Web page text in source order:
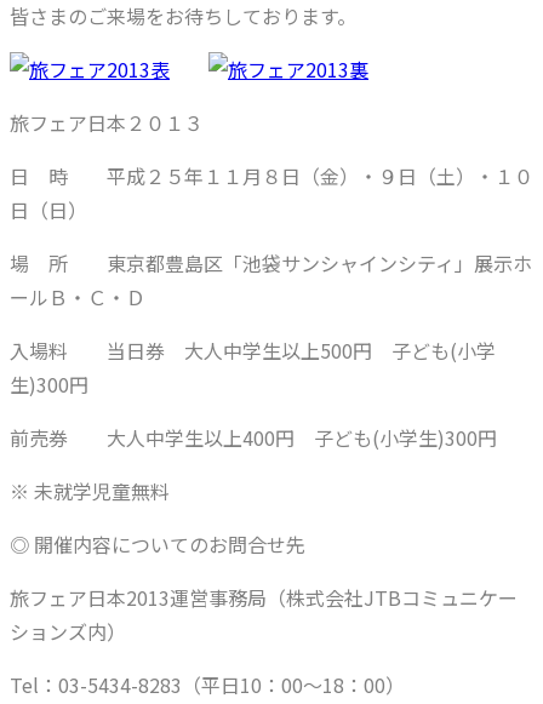
皆さまのご来場をお待ちしております。
旅フェア日本２０１３
日 時 平成２５年１１月８日（金）・９日（土）・１０
日（日）
場 所 東京都豊島区「池袋サンシャインシティ」展示ホ
ールＢ・Ｃ・Ｄ
入場料 当日券 大人中学生以上500円 子ども(小学
生)300円
前売券 大人中学生以上400円 子ども(小学生)300円
※ 未就学児童無料
◎ 開催内容についてのお問合せ先
旅フェア日本2013運営事務局（株式会社JTBコミュニケー
ションズ内）
Tel：03-5434-8283（平日10：00～18：00）